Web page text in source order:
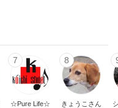
7
☆Pure Life☆
8
きょうこさん